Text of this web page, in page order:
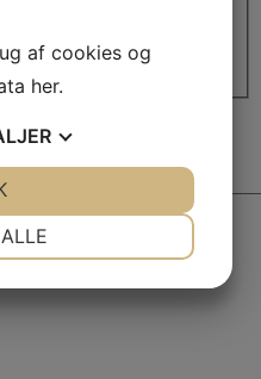
Postnr.
af cookies og
her.